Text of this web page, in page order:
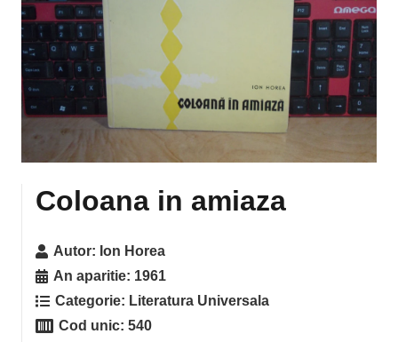
Coloana in amiaza
Autor: Ion Horea
An aparitie: 1961
Categorie: Literatura Universala
Cod unic:540